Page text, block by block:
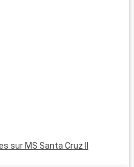
sur MS Santa Cruz II